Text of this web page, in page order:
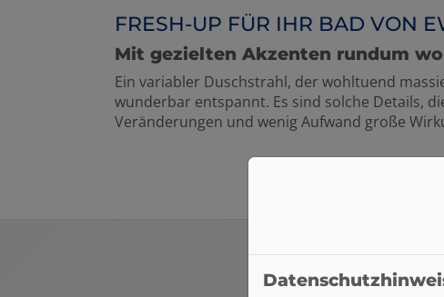
FRESH-UP FÜR IHR BAD VON
Mit gezielten Akzenten rundum
Ein variabler Duschstrahl, der wohltuend
wunderbar entspannt. Es sind solche Details,
Veränderungen und wenig Aufwand große